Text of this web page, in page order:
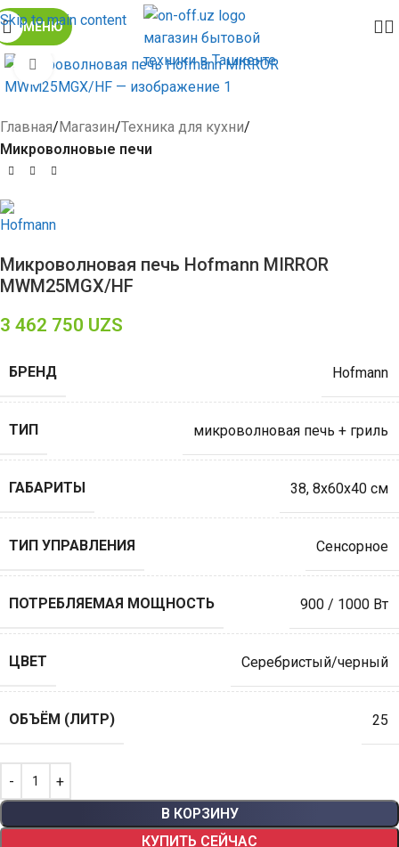
Skip to main content
МЕНЮ
Click to enlarge
Главная Магазин Техника для кухни
Микроволновые печи
Микроволновая печь Hofmann MIRROR
MWM25MGX/HF
3 462 750 UZS
БРЕНД Hofmann
ТИП микроволновая печь + гриль
ГАБАРИТЫ 38, 8х60х40 см
ТИП УПРАВЛЕНИЯ Сенсорное
ПОТРЕБЛЯЕМАЯ МОЩНОСТЬ 900 / 1000 Вт
ЦВЕТ Серебристый/черный
ОБЪЁМ (ЛИТР) 25
В КОРЗИНУ
КУПИТЬ СЕЙЧАС